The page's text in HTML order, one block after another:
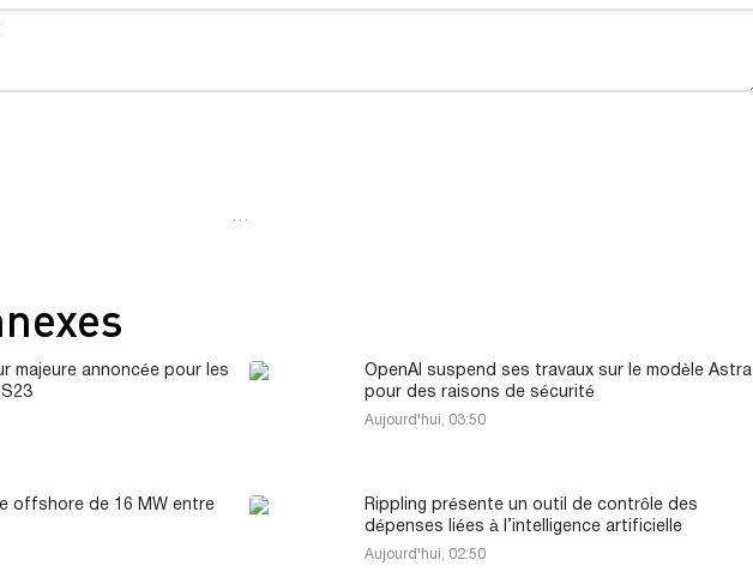
…
majeure annoncée pour les
OpenAI suspend ses travaux sur le modèle Astra
pour des raisons de sécurité
Aujourd'hui, 03:50
offshore de 16 MW entre
Rippling présente un outil de contrôle des
dépenses liées à l’intelligence artificielle
Aujourd'hui, 02:50